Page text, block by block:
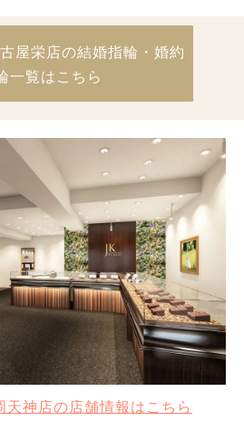
屋栄店の結婚指輪・婚約
一覧はこちら
神店の店舗情報はこちら